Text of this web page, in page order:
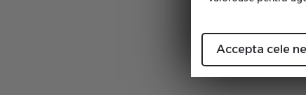
PRP:
Accepta cele